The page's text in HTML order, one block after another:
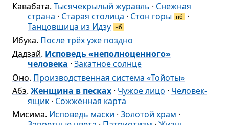
Кавабата. Тысячекрылый журавль · Снежная
страна · Старая столица · Стон горы нб
·
Танцовщица из Идзу нб
Ибука. После трёх уже поздно
Дадзай. Исповедь «неполноценного»
человека · Закатное солнце
Оно. Производственная система «Тойоты»
Абэ. Женщина в песках · Чужое лицо · Человек-
ящик · Сожжённая карта
Мисима. Исповедь маски · Золотой храм ·